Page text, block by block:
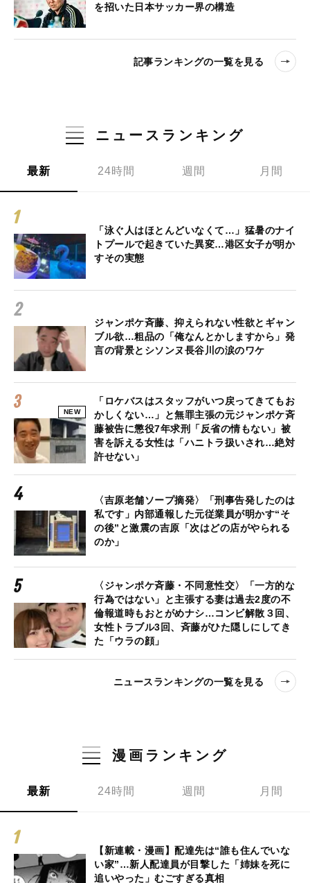
を招いた日本サッカー界の構造
記事ランキングの一覧を見る
ニュースランキング
最新 24時間 週間 月間
「泳ぐ人はほとんどいなくて…」猛暑のナイ
トプールで起きていた異変…港区女子が明か
すその実態
ジャンポケ斉藤、抑えられない性欲とギャン
ブル欲…粗品の「俺なんとかしますから」発
言の背景とシソンヌ長谷川の涙のワケ
NEW
「ロケバスはスタッフがいつ戻ってきてもお
かしくない…」と無罪主張の元ジャンポケ斉
藤被告に懲役7年求刑「反省の情もない」被
害を訴える女性は「ハニトラ扱いされ…絶対
許せない」
〈吉原老舗ソープ摘発〉「刑事告発したのは
私です」内部通報した元従業員が明かす“そ
の後”と激震の吉原「次はどの店がやられる
のか」
〈ジャンポケ斉藤・不同意性交〉「一方的な
行為ではない」と主張する妻は過去2度の不
倫報道時もおとがめナシ…コンビ解散３回、
女性トラブル3回、斉藤がひた隠しにしてき
た「ウラの顔」
ニュースランキングの一覧を見る
漫画ランキング
最新 24時間 週間 月間
【新連載・漫画】配達先は“誰も住んでいな
い家”…新人配達員が目撃した「姉妹を死に
追いやった」むごすぎる真相